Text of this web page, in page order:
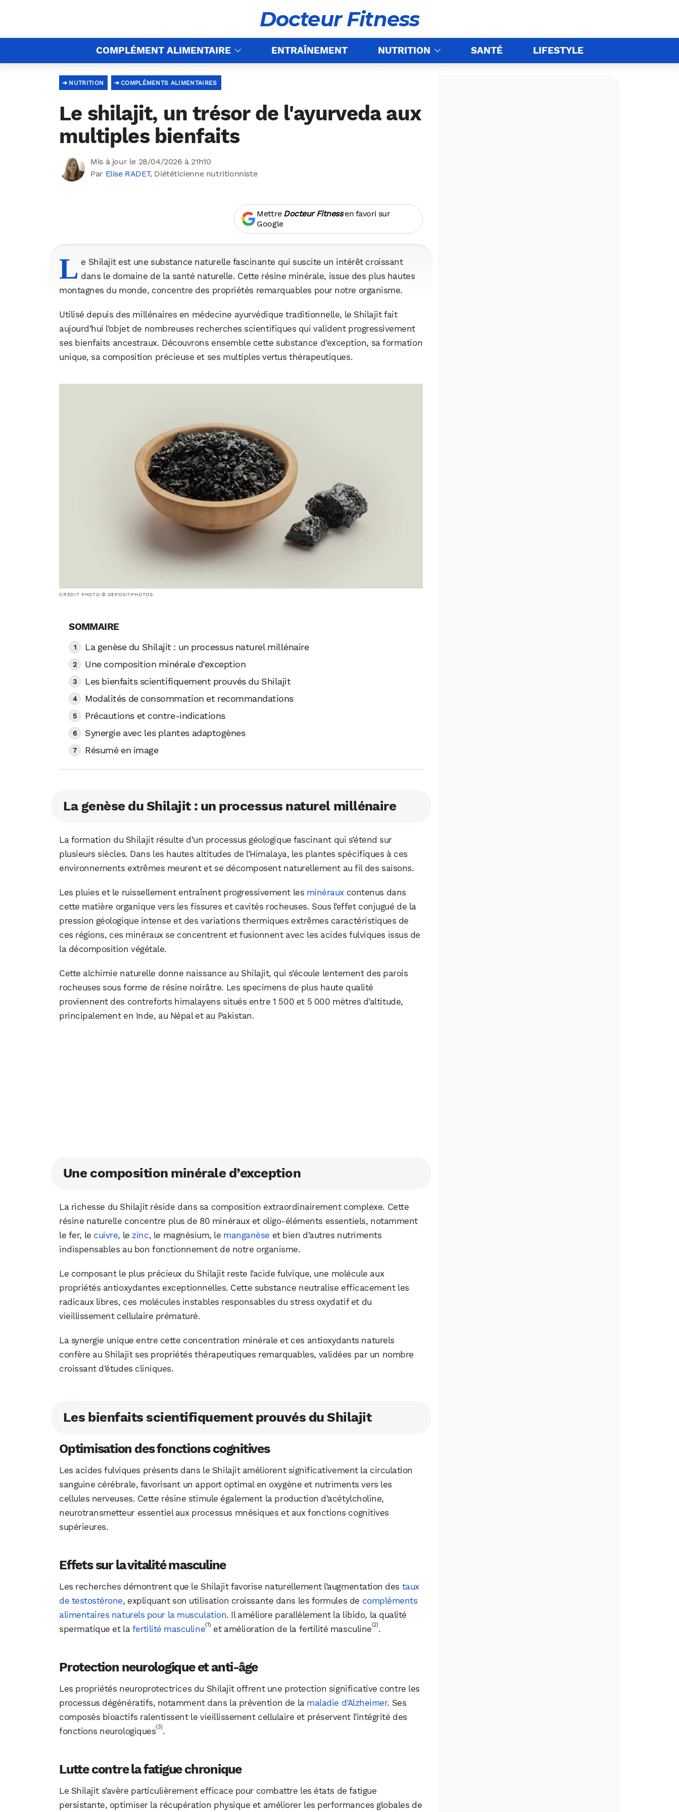
Docteur Fitness
COMPLÉMENT ALIMENTAIRE ENTRAÎNEMENT NUTRITION SANTÉ LIFESTYLE
COMPLÉMENTS ALIMENTAIRES
NUTRITION
Le shilajit, un trésor de l'ayurveda aux
multiples bienfaits
Mis à jour le 28/04/2026 à 21h10
Par Elise RADET, Diététicienne nutritionniste
Mettre Docteur Fitnessen favori sur
Google
L e Shilajit est une substance naturelle fascinante qui suscite un intérêt croissant
dans le domaine de la santé naturelle. Cette résine minérale, issue des plus hautes
montagnes du monde, concentre des propriétés remarquables pour notre organisme.
Utilisé depuis des millénaires en médecine ayurvédique traditionnelle, le Shilajit fait
aujourd’hui l’objet de nombreuses recherches scientifiques qui valident progressivement
ses bienfaits ancestraux. Découvrons ensemble cette substance d’exception, sa formation
unique, sa composition précieuse et ses multiples vertus thérapeutiques.
CRÉDIT PHOTO © DEPOSITPHOTOS
La genèse du Shilajit : un processus naturel millénaire
Une composition minérale d’exception
Les bienfaits scientifiquement prouvés du Shilajit
Modalités de consommation et recommandations
Précautions et contre-indications
Synergie avec les plantes adaptogènes
Résumé en image
La genèse du Shilajit : un processus naturel millénaire
La formation du Shilajit résulte d’un processus géologique fascinant qui s’étend sur
plusieurs siècles. Dans les hautes altitudes de l’Himalaya, les plantes spécifiques à ces
environnements extrêmes meurent et se décomposent naturellement au fil des saisons.
Les pluies et le ruissellement entraînent progressivement les minéraux contenus dans
cette matière organique vers les fissures et cavités rocheuses. Sous l’effet conjugué de la
pression géologique intense et des variations thermiques extrêmes caractéristiques de
ces régions, ces minéraux se concentrent et fusionnent avec les acides fulviques issus de
la décomposition végétale.
Cette alchimie naturelle donne naissance au Shilajit, qui s’écoule lentement des parois
rocheuses sous forme de résine noirâtre. Les specimens de plus haute qualité
proviennent des contreforts himalayens situés entre 1 500 et 5 000 mètres d’altitude,
principalement en Inde, au Népal et au Pakistan.
Une composition minérale d’exception
La richesse du Shilajit réside dans sa composition extraordinairement complexe. Cette
résine naturelle concentre plus de 80 minéraux et oligo-éléments essentiels, notamment
le fer, le cuivre, le zinc, le magnésium, le manganèse et bien d’autres nutriments
indispensables au bon fonctionnement de notre organisme.
Le composant le plus précieux du Shilajit reste l’acide fulvique, une molécule aux
propriétés antioxydantes exceptionnelles. Cette substance neutralise efficacement les
radicaux libres, ces molécules instables responsables du stress oxydatif et du
vieillissement cellulaire prématuré.
La synergie unique entre cette concentration minérale et ces antioxydants naturels
confère au Shilajit ses propriétés thérapeutiques remarquables, validées par un nombre
croissant d’études cliniques.
Les bienfaits scientifiquement prouvés du Shilajit
Optimisation des fonctions cognitives
Les acides fulviques présents dans le Shilajit améliorent significativement la circulation
sanguine cérébrale, favorisant un apport optimal en oxygène et nutriments vers les
cellules nerveuses. Cette résine stimule également la production d’acétylcholine,
neurotransmetteur essentiel aux processus mnésiques et aux fonctions cognitives
supérieures.
Effets sur la vitalité masculine
Les recherches démontrent que le Shilajit favorise naturellement l’augmentation des taux
de testostérone, expliquant son utilisation croissante dans les formules de compléments
alimentaires naturels pour la musculation. Il améliore parallèlement la libido, la qualité
spermatique et la fertilité masculine(1) et amélioration de la fertilité masculine(2).
Protection neurologique et anti-âge
Les propriétés neuroprotectrices du Shilajit offrent une protection significative contre les
processus dégénératifs, notamment dans la prévention de la maladie d’Alzheimer. Ses
composés bioactifs ralentissent le vieillissement cellulaire et préservent l’intégrité des
fonctions neurologiques(3).
Lutte contre la fatigue chronique
Le Shilajit s’avère particulièrement efficace pour combattre les états de fatigue
persistante, optimiser la récupération physique et améliorer les performances globales de